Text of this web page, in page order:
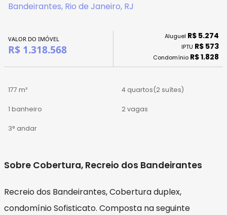
Bandeirantes, Rio de Janeiro, RJ
VALOR DO IMÓVEL
R$ 1.318.568
Aluguel R$ 5.274
IPTU R$ 573
Condomínio R$ 1.828
177 m² 4 quartos(2 suítes)
1 banheiro 2 vagas
3° andar
Sobre Cobertura, Recreio dos Bandeirantes
Recreio dos Bandeirantes, Cobertura duplex,
condomínio Sofisticato. Composta na seguinte